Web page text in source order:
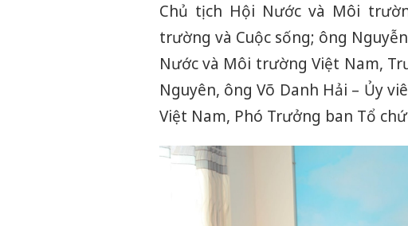
Chủ tịch Hội Nước và Môi
trường và Cuộc sống; ông
Nước và Môi trường Việt Nam,
Nguyên, ông Võ Danh Hải – Ủy
Việt Nam, Phó Trưởng ban Tổ